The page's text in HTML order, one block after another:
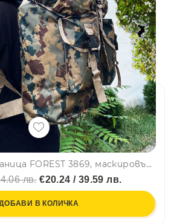
Туристическа раница FOREST 3869, маскировъчна, 40L, с колан за кръста
лв.€20.24 / 39.59 лв.
В КОЛИЧКА